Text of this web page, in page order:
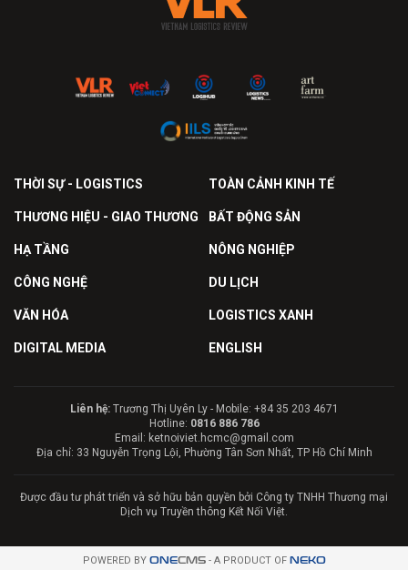
THỜI SỰ - LOGISTICS TOÀN CẢNH KINH TẾ
THƯƠNG HIỆU - GIAO THƯƠNG BẤT ĐỘNG SẢN
HẠ TẦNG NÔNG NGHIỆP
CÔNG NGHỆ DU LỊCH
VĂN HÓA LOGISTICS XANH
DIGITAL MEDIA ENGLISH
Liên hệ:Trương Thị Uyên Ly - Mobile: +84 35 203 4671
Hotline: 0816 886 786
Email: ketnoiviet.hcmc@gmail.com
Địa chỉ: 33 Nguyễn Trọng Lội, Phường Tân Sơn Nhất, TP Hồ Chí Minh
Được đầu tư phát triển và sở hữu bản quyền bởi Công ty TNHH Thương mại
Dịch vụ Truyền thông Kết Nối Việt.
POWERED BY ONECMS- A PRODUCT OF NEKO